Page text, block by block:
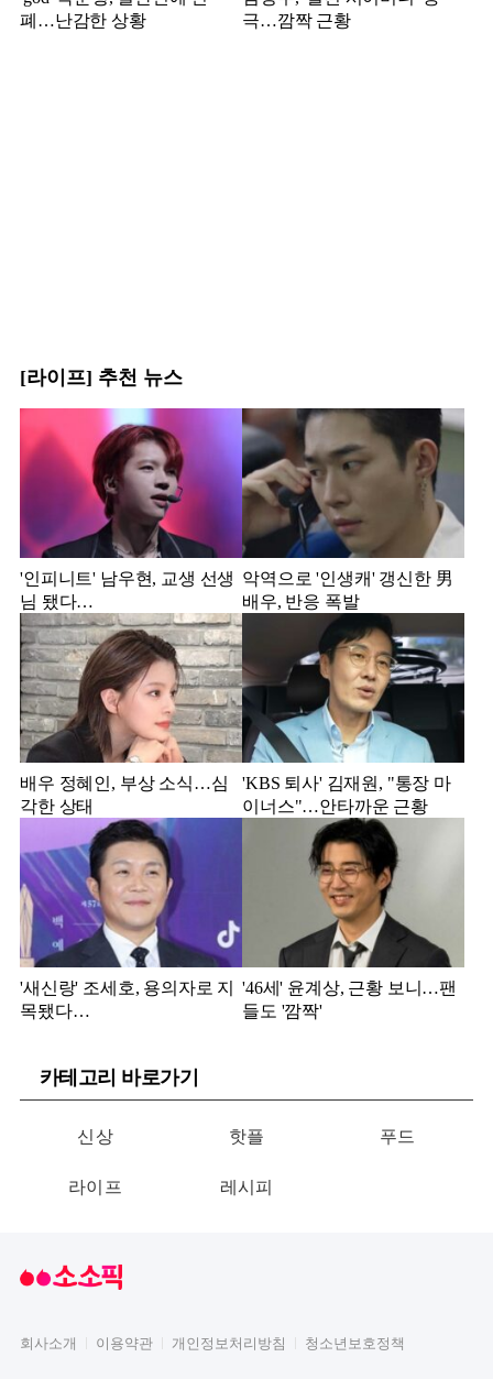
폐…난감한 상황
극…깜짝 근황
[라이프] 추천 뉴스
'인피니트' 남우현, 교생 선생
님 됐다…
악역으로 '인생캐' 갱신한 男
배우, 반응 폭발
배우 정혜인, 부상 소식…심
각한 상태
'KBS 퇴사' 김재원, "통장 마
이너스"…안타까운 근황
'새신랑' 조세호, 용의자로 지
목됐다…
'46세' 윤계상, 근황 보니…팬
들도 '깜짝'
카테고리 바로가기
신상 핫플 푸드
라이프 레시피
회사소개 이용약관 개인정보처리방침 청소년보호정책